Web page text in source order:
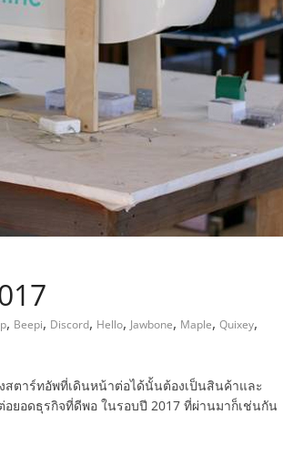
, Beepi, Discord, Hello, Jawbone, Maple, Quixey,
ตาร์ทอัพที่เดินหน้าต่อได้นั้นต้องเป็นสินค้าและ
ยอดธุรกิจที่ดีพอ ในรอบปี 2017 ที่ผ่านมาก็เช่นกัน